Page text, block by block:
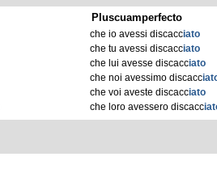
Pluscuamperfecto
che io avessi discacciato
che tu avessi discacciato
che lui avesse discacciato
che noi avessimo discacc
che voi aveste discacciato
che loro avessero discacc